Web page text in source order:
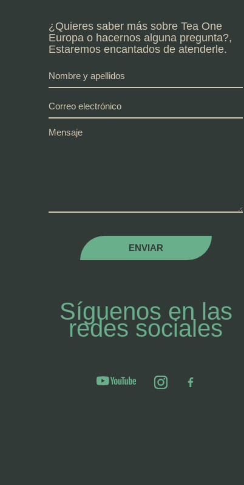
¿Quieres saber más sobre Tea One
Europa o hacernos alguna pregunta?,
Estaremos encantados de atenderle.
ENVIAR
Síguenos en las
redes sociales